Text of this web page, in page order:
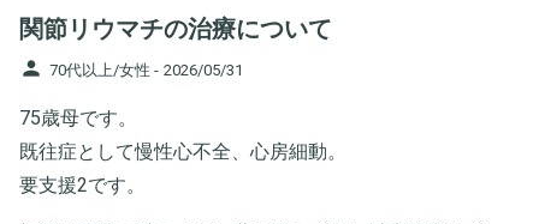
関節リウマチの治療について
person 70代以上/女性 - 2026/05/31
75歳母です。
既往症として慢性心不全、心房細動。
要支援2です。